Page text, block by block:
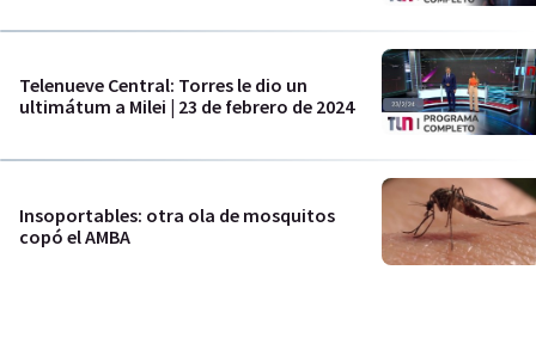
Telenueve Central: Torres le dio un
ultimátum a Milei | 23 de febrero de 2024
Insoportables: otra ola de mosquitos
copó el AMBA